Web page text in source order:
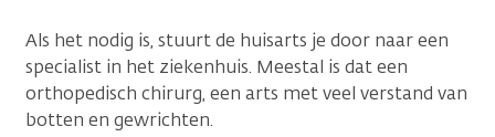
Als het nodig is, stuurt de huisarts je door naar een
specialist in het ziekenhuis. Meestal is dat een
orthopedisch chirurg, een arts met veel verstand van
botten en gewrichten.